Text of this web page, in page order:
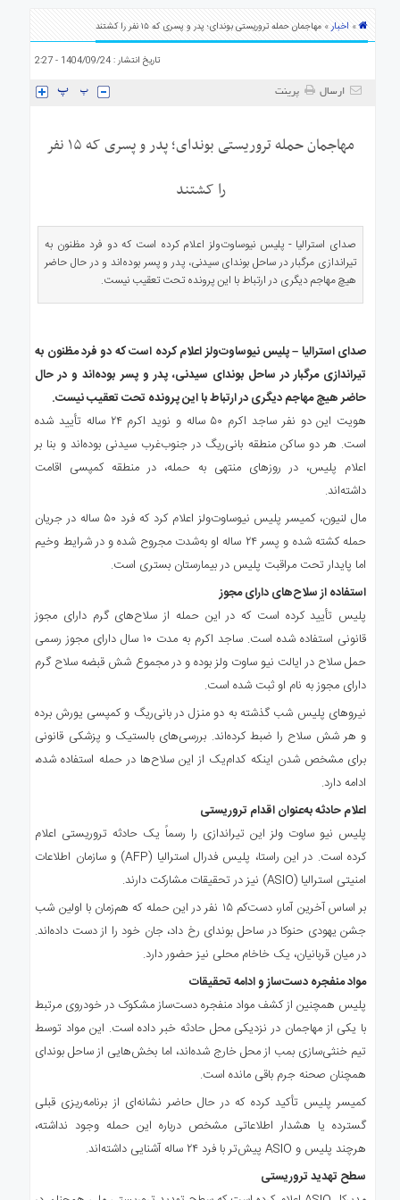
استرالیا
ارتباط
» اخبار» مهاجمان حمله تروریستی بوندای؛ پدر و پسری که ۱۵ نفر را کشتند
تاریخ انتشار : 1404/09/24 - 2:27
ارسال پرینت
مهاجمان حمله تروریستی بوندای؛ پدر و پسری که ۱۵ نفر
را کشتند
صدای استرالیا - پلیس نیوساوت‌ولز اعلام کرده است که دو فرد مظنون به
تیراندازی مرگبار در ساحل بوندای سیدنی، پدر و پسر بوده‌اند و در حال حاضر
هیچ مهاجم دیگری در ارتباط با این پرونده تحت تعقیب نیست.
صدای استرالیا – پلیس نیوساوت‌ولز اعلام کرده است که دو فرد مظنون به
تیراندازی مرگبار در ساحل بوندای سیدنی، پدر و پسر بوده‌اند و در حال
حاضر هیچ مهاجم دیگری در ارتباط با این پرونده تحت تعقیب نیست.
هویت این دو نفر ساجد اکرم ۵۰ ساله و نوید اکرم ۲۴ ساله تأیید شده
است. هر دو ساکن منطقه بانی‌ریگ در جنوب‌غرب سیدنی بوده‌اند و بنا بر
اعلام پلیس، در روزهای منتهی به حمله، در منطقه کمپسی اقامت
داشته‌اند.
مال لنیون، کمیسر پلیس نیوساوت‌ولز اعلام کرد که فرد ۵۰ ساله در جریان
حمله کشته شده و پسر ۲۴ ساله او به‌شدت مجروح شده و در شرایط وخیم
اما پایدار تحت مراقبت پلیس در بیمارستان بستری است.
استفاده از سلاح‌های دارای مجوز
پلیس تأیید کرده است که در این حمله از سلاح‌های گرم دارای مجوز
قانونی استفاده شده است. ساجد اکرم به مدت ۱۰ سال دارای مجوز رسمی
حمل سلاح در ایالت نیو ساوت ولز بوده و در مجموع شش قبضه سلاح گرم
دارای مجوز به نام او ثبت شده است.
نیروهای پلیس شب گذشته به دو منزل در بانی‌ریگ و کمپسی یورش برده
و هر شش سلاح را ضبط کرده‌اند. بررسی‌های بالستیک و پزشکی قانونی
برای مشخص شدن اینکه کدام‌یک از این سلاح‌ها در حمله استفاده شده،
ادامه دارد.
اعلام حادثه به‌عنوان اقدام تروریستی
پلیس نیو ساوت ولز این تیراندازی را رسماً یک حادثه تروریستی اعلام
کرده است. در این راستا، پلیس فدرال استرالیا (AFP) و سازمان اطلاعات
امنیتی استرالیا (ASIO) نیز در تحقیقات مشارکت دارند.
بر اساس آخرین آمار، دست‌کم ۱۵ نفر در این حمله که هم‌زمان با اولین شب
جشن یهودی حنوکا در ساحل بوندای رخ داد، جان خود را از دست داده‌اند.
در میان قربانیان، یک خاخام محلی نیز حضور دارد.
مواد منفجره دست‌ساز و ادامه تحقیقات
پلیس همچنین از کشف مواد منفجره دست‌ساز مشکوک در خودروی مرتبط
با یکی از مهاجمان در نزدیکی محل حادثه خبر داده است. این مواد توسط
تیم خنثی‌سازی بمب از محل خارج شده‌اند، اما بخش‌هایی از ساحل بوندای
همچنان صحنه جرم باقی مانده است.
کمیسر پلیس تأکید کرده که در حال حاضر نشانه‌ای از برنامه‌ریزی قبلی
گسترده یا هشدار اطلاعاتی مشخص درباره این حمله وجود نداشته،
هرچند پلیس و ASIO پیش‌تر با فرد ۲۴ ساله آشنایی داشته‌اند.
سطح تهدید تروریستی